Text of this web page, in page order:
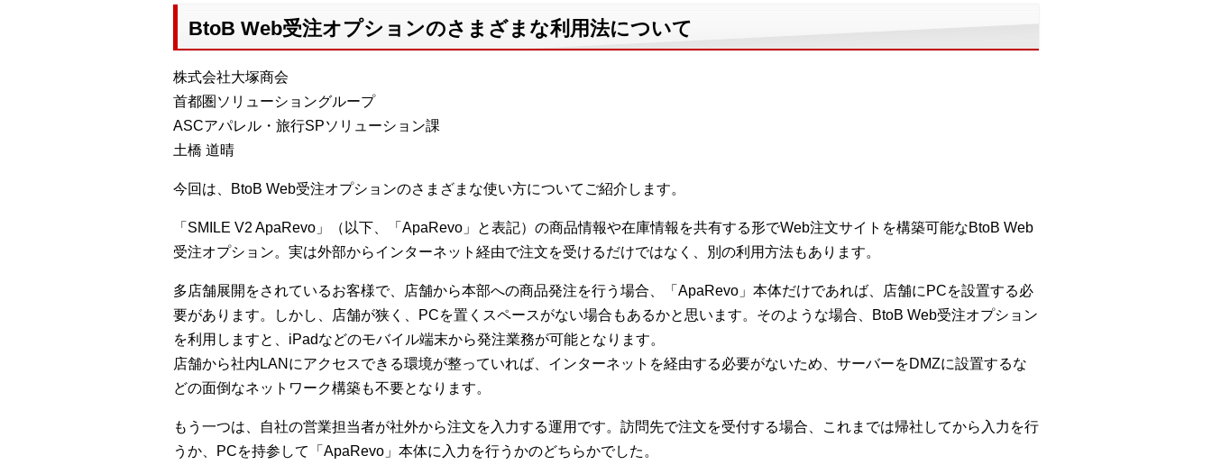
BtoB Web受注オプションのさまざまな利用法について
株式会社大塚商会
首都圏ソリューショングループ
ASCアパレル・旅行SPソリューション課
土橋 道晴
今回は、BtoB Web受注オプションのさまざまな使い方についてご紹介します。
「SMILE V2 ApaRevo」（以下、「ApaRevo」と表記）の商品情報や在庫情報を共有する形でWeb注文サイトを構築可能なBtoB Web
受注オプション。実は外部からインターネット経由で注文を受けるだけではなく、別の利用方法もあります。
多店舗展開をされているお客様で、店舗から本部への商品発注を行う場合、「ApaRevo」本体だけであれば、店舗にPCを設置する必
要があります。しかし、店舗が狭く、PCを置くスペースがない場合もあるかと思います。そのような場合、BtoB Web受注オプション
を利用しますと、iPadなどのモバイル端末から発注業務が可能となります。
店舗から社内LANにアクセスできる環境が整っていれば、インターネットを経由する必要がないため、サーバーをDMZに設置するな
どの面倒なネットワーク構築も不要となります。
もう一つは、自社の営業担当者が社外から注文を入力する運用です。訪問先で注文を受付する場合、これまでは帰社してから入力を行
うか、PCを持参して「ApaRevo」本体に入力を行うかのどちらかでした。